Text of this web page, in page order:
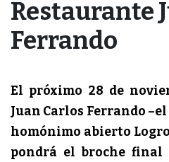
Restaurante
Ferrando
El próximo 28 de
Juan Carlos Ferrando
homónimo abierto
pondrá el broche final